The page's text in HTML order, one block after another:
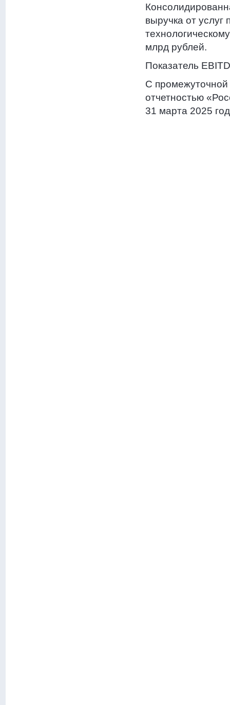
выручка от услуг
млрд рублей.
Показатель
С
отчетностью
31 марта 2025